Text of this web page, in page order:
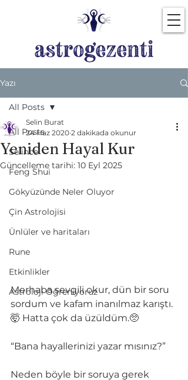
Yazı
All Posts
Selince
Feng Shui
Gökyüzünde Neler Oluyor
Çin Astrolojisi
Ünlüler ve haritaları
Rune
Etkinlikler
Astroloji Öğreniyoruz
All Posts
Yeniden Hayal Kur
Selin Burat
24 Haz 2020 2 dakikada okunur
Güncelleme tarihi: 10 Eyl 2025
Merhaba sevgili okur, dün bir soru
sordum ve kafam inanılmaz karıştı.
🤯 Hatta çok da üzüldüm.🥺
“Bana hayallerinizi yazar mısınız?”
Neden böyle bir soruya gerek